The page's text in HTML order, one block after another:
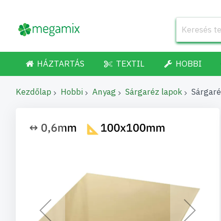
HÁZTARTÁS TEXTIL HOBBI
Kezdőlap Hobbi Anyag Sárgaréz lapok
Ugrás